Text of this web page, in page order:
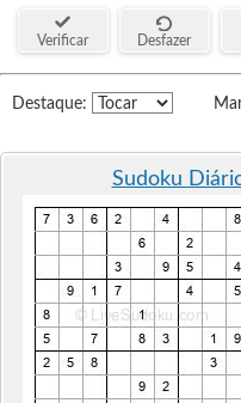
Verificar Desfazer
Destaque:
Sudoku